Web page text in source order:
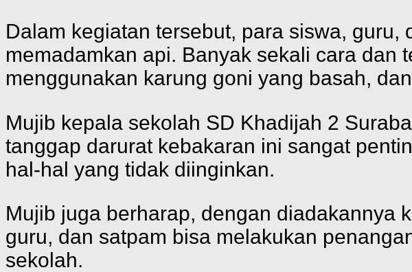
Dalam kegiatan tersebut, para siswa,
memadamkan api. Banyak sekali cara dan
menggunakan karung goni yang basah,
Mujib kepala sekolah SD Khadijah 2
tanggap darurat kebakaran ini sangat
hal-hal yang tidak diinginkan.
Mujib juga berharap, dengan diadakannya
guru, dan satpam bisa melakukan
sekolah.